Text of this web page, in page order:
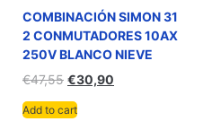
COMBINACIÓN SIMON 31
2 CONMUTADORES 10AX
250V BLANCO NIEVE
€47,55 €30,90
Add to cart